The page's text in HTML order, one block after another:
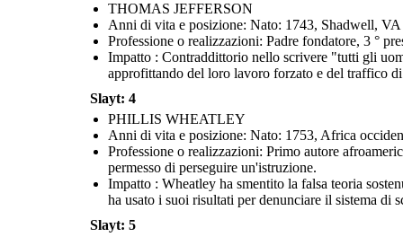
THOMAS JEFFERSON
Anni di vita e posizione: Nato: 1743, Shadwell,
Professione o realizzazioni: Padre fondatore, 3 °
Impatto : Contraddittorio nello scrivere "tutti gli
approfittando del loro lavoro forzato e del traffico
Slayt: 4
PHILLIS WHEATLEY
Anni di vita e posizione: Nato: 1753, Africa
Professione o realizzazioni: Primo autore
permesso di perseguire un'istruzione.
Impatto : Wheatley ha smentito la falsa teoria
ha usato i suoi risultati per denunciare il sistema di
Slayt: 5